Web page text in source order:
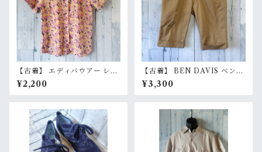
【古着】 エディバウアー レー
ヨン シルク 半袖シャツ PS
（レディースXS〜S相当） 花
柄 チェック柄 高級素材 Eddie
¥2,200
【古着】 BEN DAVIS ベンデ
イビス ワーク ショートパンツ
W30（ウエスト76cm） ベー
ジュ ハーフパンツ 膝下丈 Ran
¥3,300